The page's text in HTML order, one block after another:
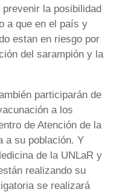
la posibilidad
a que en el país y
estan en riesgo por
del sarampión y la
participarán de
a los
de Atención de la
a su población. Y
de la UNLaR y
realizando su
se realizará